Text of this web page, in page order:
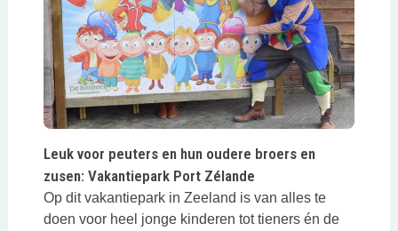
Leuk voor peuters en hun oudere broers en
zusen: Vakantiepark Port Zélande
Op dit vakantiepark in Zeeland is van alles te
doen voor heel jonge kinderen tot tieners én de